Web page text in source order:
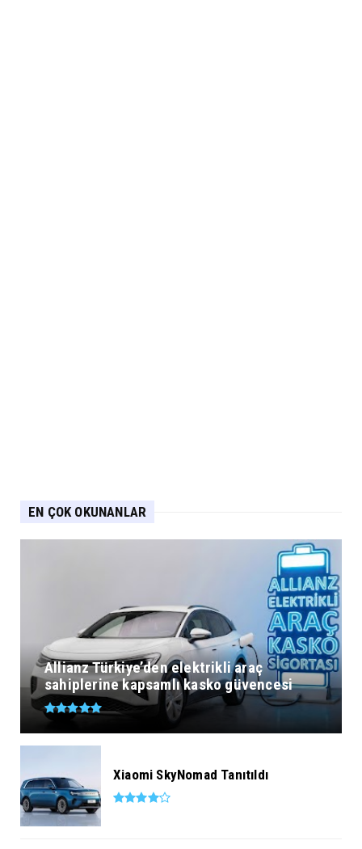
EN ÇOK OKUNANLAR
Allianz Türkiye’den elektrikli araç
sahiplerine kapsamlı kasko güvencesi
Xiaomi SkyNomad Tanıtıldı